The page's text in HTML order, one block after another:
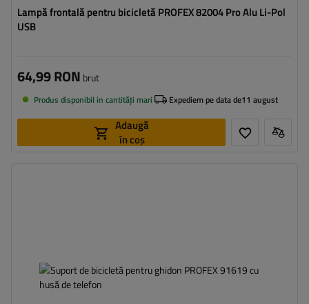
Lampă frontală pentru bicicletă PROFEX 82004 Pro Alu Li-Pol
USB
64,99 RON brut
Produs disponibil in cantități mari Expediem pe data de11 august
Adaugă
în coș